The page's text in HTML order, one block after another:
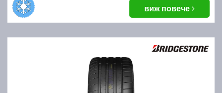
виж повече